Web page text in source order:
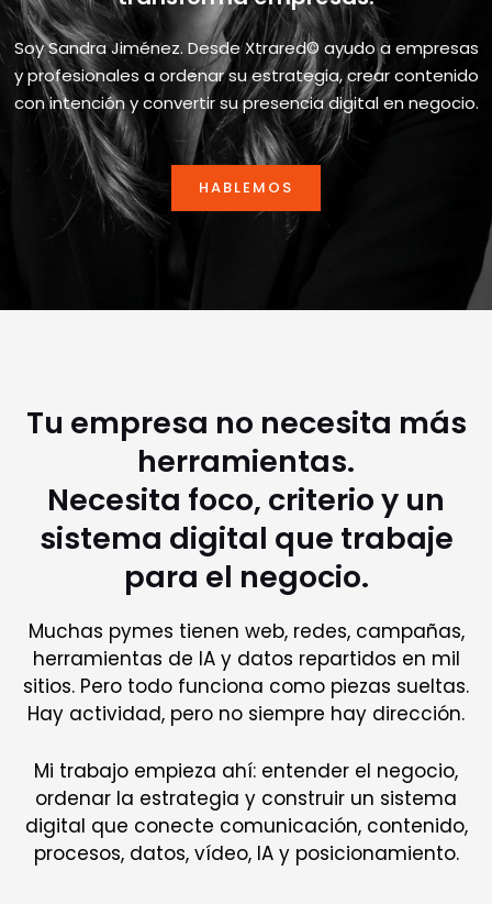
Soy Sandra Jiménez. Desde Xtrared© ayudo a empresas
y profesionales a ordenar su estrategia, crear contenido
con intención y convertir su presencia digital en negocio.
HABLEMOS
Tu empresa no necesita más
herramientas.
Necesita foco, criterio y un
sistema digital que trabaje
para el negocio.
Muchas pymes tienen web, redes, campañas,
herramientas de IA y datos repartidos en mil
sitios. Pero todo funciona como piezas sueltas.
Hay actividad, pero no siempre hay dirección.
Mi trabajo empieza ahí: entender el negocio,
ordenar la estrategia y construir un sistema
digital que conecte comunicación, contenido,
procesos, datos, vídeo, IA y posicionamiento.